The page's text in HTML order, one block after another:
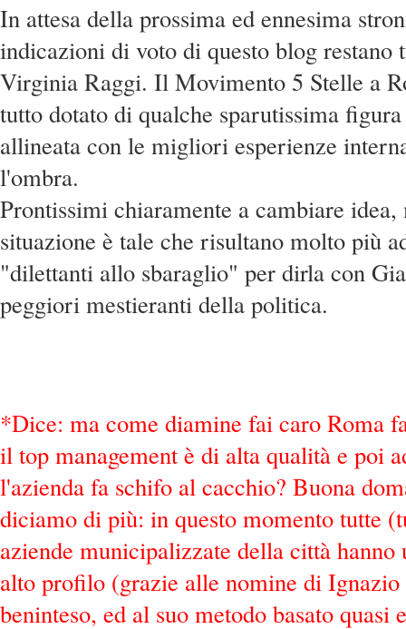
In attesa della prossima ed ennesima
indicazioni di voto di questo blog restano
Virginia Raggi. Il Movimento 5 Stelle a
tutto dotato di qualche sparutissima
allineata con le migliori esperienze
l'ombra.
Prontissimi chiaramente a cambiare
situazione è tale che risultano molto più
"dilettanti allo sbaraglio" per dirla con
peggiori mestieranti della politica.
*Dice: ma come diamine fai caro Roma
il top management è di alta qualità e poi
l'azienda fa schifo al cacchio? Buona
diciamo di più: in questo momento tutte
aziende municipalizzate della città hanno
alto profilo (grazie alle nomine di
beninteso, ed al suo metodo basato quasi